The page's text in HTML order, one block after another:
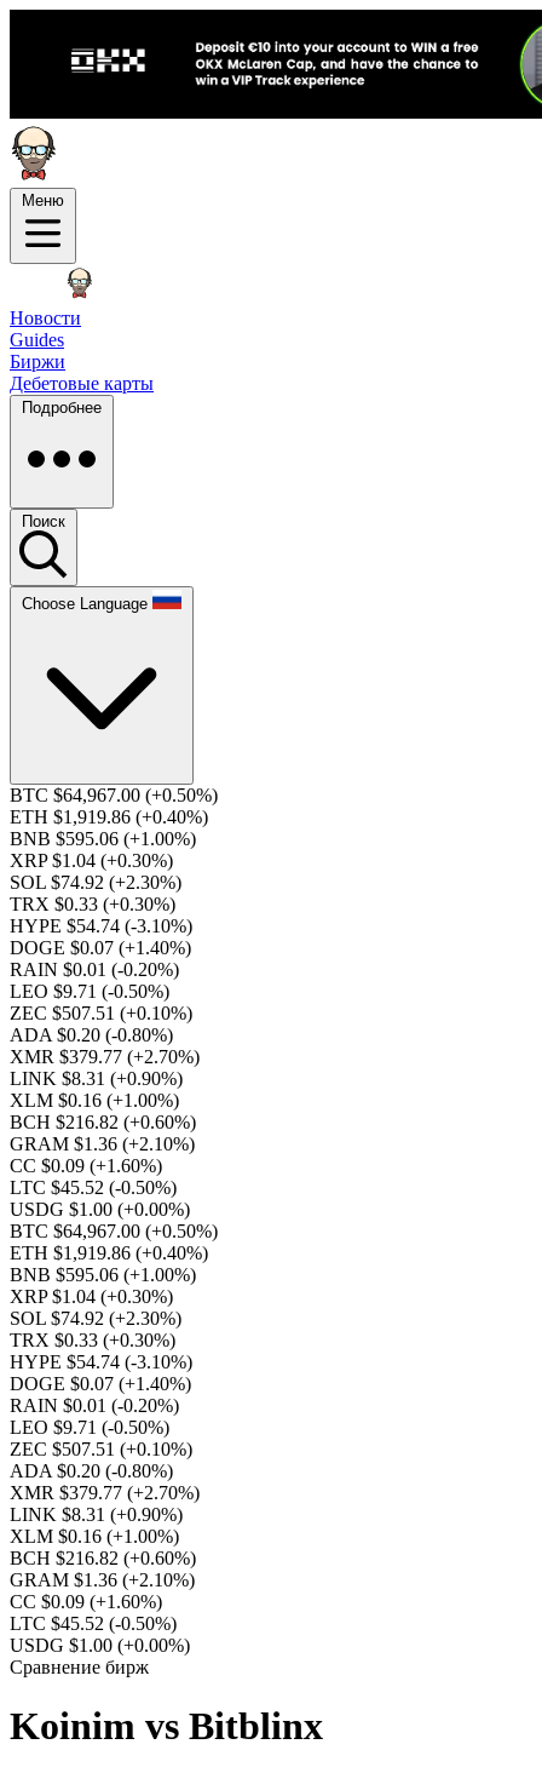
Меню
Новости
Guides
Биржи
Дебетовые карты
Подробнее
Поиск
Choose Language
BTC $64,967.00 (+0.50%)
ETH $1,919.86 (+0.40%)
BNB $595.06 (+1.00%)
XRP $1.04 (+0.30%)
SOL $74.92 (+2.30%)
TRX $0.33 (+0.30%)
HYPE $54.74 (-3.10%)
DOGE $0.07 (+1.40%)
RAIN $0.01 (-0.20%)
LEO $9.71 (-0.50%)
ZEC $507.51 (+0.10%)
ADA $0.20 (-0.80%)
XMR $379.77 (+2.70%)
LINK $8.31 (+0.90%)
XLM $0.16 (+1.00%)
BCH $216.82 (+0.60%)
GRAM $1.36 (+2.10%)
CC $0.09 (+1.60%)
LTC $45.52 (-0.50%)
USDG $1.00 (+0.00%)
BTC $64,967.00 (+0.50%)
ETH $1,919.86 (+0.40%)
BNB $595.06 (+1.00%)
XRP $1.04 (+0.30%)
SOL $74.92 (+2.30%)
TRX $0.33 (+0.30%)
HYPE $54.74 (-3.10%)
DOGE $0.07 (+1.40%)
RAIN $0.01 (-0.20%)
LEO $9.71 (-0.50%)
ZEC $507.51 (+0.10%)
ADA $0.20 (-0.80%)
XMR $379.77 (+2.70%)
LINK $8.31 (+0.90%)
XLM $0.16 (+1.00%)
BCH $216.82 (+0.60%)
GRAM $1.36 (+2.10%)
CC $0.09 (+1.60%)
LTC $45.52 (-0.50%)
USDG $1.00 (+0.00%)
Сравнение бирж
Koinim vs Bitblinx